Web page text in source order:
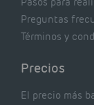
Preguntas
Términos y
Precios
El precio más